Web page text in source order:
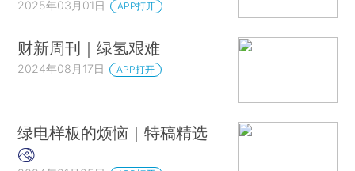
2025年03月01日 APP打开
财新周刊｜绿氢艰难
2024年08月17日 APP打开
绿电样板的烦恼｜特稿精选